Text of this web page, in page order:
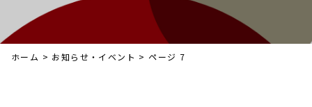
ホーム > お知らせ・イベント > ページ 7